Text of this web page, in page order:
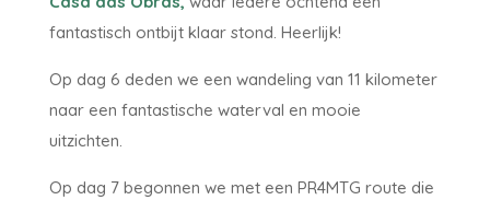
fantastisch ontbijt klaar stond. Heerlijk!
Op dag 6 deden we een wandeling van 11 kilometer
naar een fantastische waterval en mooie
uitzichten.
Op dag 7 begonnen we met een PR4MTG route die